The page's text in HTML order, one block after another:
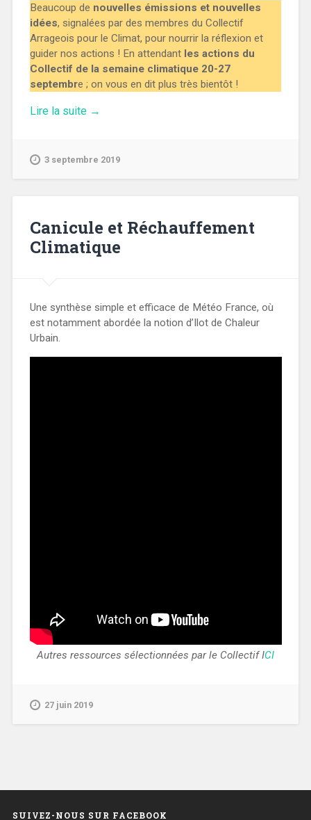
Beaucoup de nouvelles émissions et nouvelles
idées, signalées par des membres du Collectif
Arrageois pour le Climat, pour nourrir la réflexion et
guider nos actions ! En attendant les actions du
Collectif de la semaine climatique 20-27
septembre ; on vous en dit plus très bientôt !
Lire la suite « Émissions
→
3 septembre 2019
Canicule et Réchauffement
Climatique
Une synthèse simple et efficace de Météo France, où
est notamment abordée la notion d’Ilot de Chaleur
Urbain.
Autres ressources sélectionnées par le Collectif ICI
27 juin 2019
SUIVEZ-NOUS SUR FACEBOOK